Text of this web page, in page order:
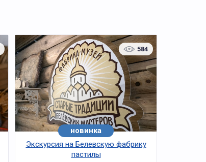
584
новинка
Экскурсия на Белевскую фабрику
пастилы